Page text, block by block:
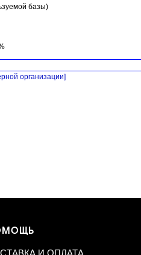
базы)
организации]
И ОПЛАТА